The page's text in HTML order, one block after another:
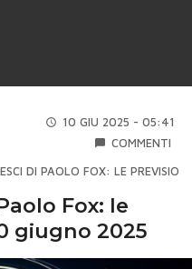
10 GIU 2025 - 05:41
COMMENTI
DI PAOLO FOX: LE
Fox: le
giugno 2025